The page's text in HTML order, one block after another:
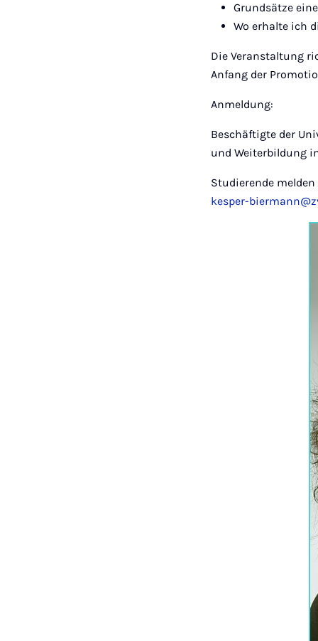
Grundsätze
Wo erhalte ich
Die Veranstaltung
Anfang der
Anmeldung:
Beschäftigte der
und Weiterbildung
Studierende
kesper-